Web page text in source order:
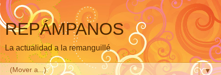
REPÁMPANOS
La actualidad a la remanguillé
▼